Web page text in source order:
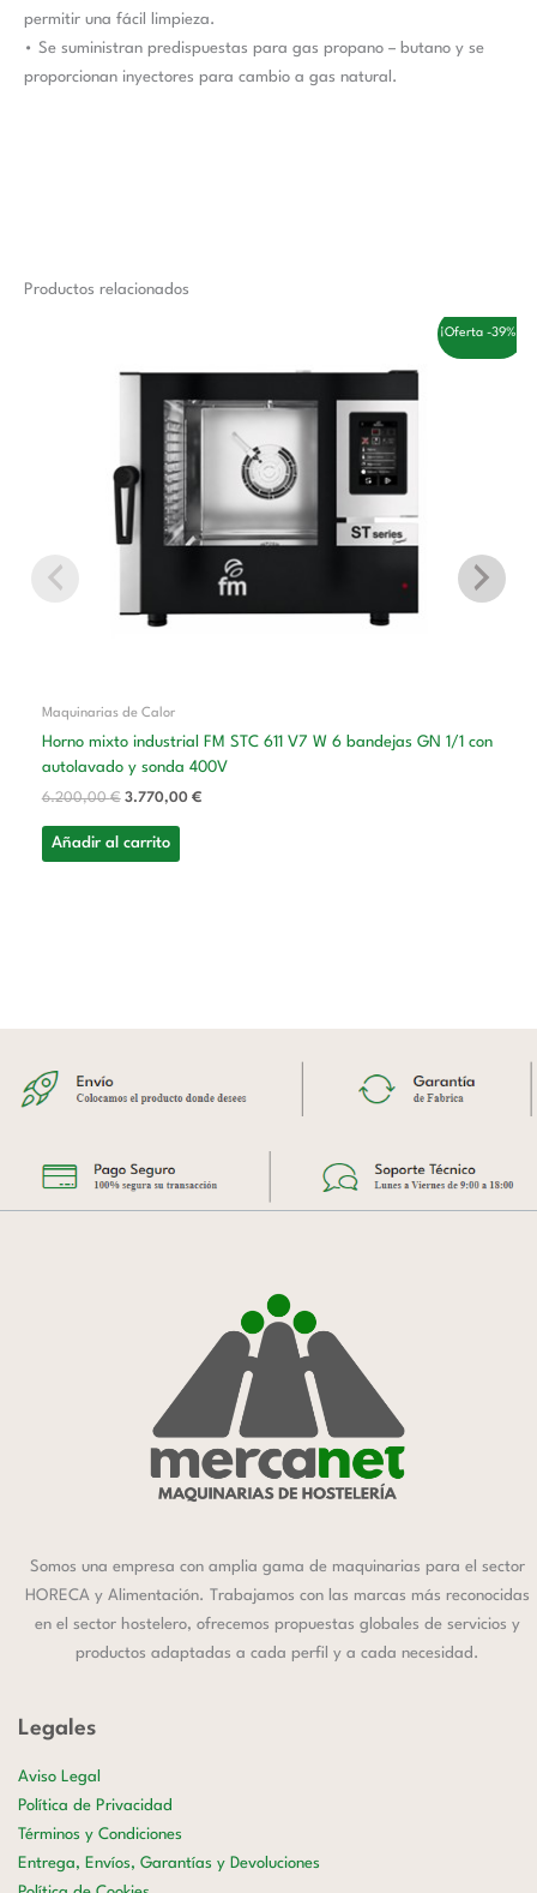
permitir una fácil limpieza.
• Se suministran predispuestas para gas propano – butano y se
proporcionan inyectores para cambio a gas natural.
Productos relacionados
¡Oferta -39%!
Maquinarias de Calor
Horno mixto industrial FM STC 611 V7 W 6 bandejas GN 1/1 con
autolavado y sonda 400V
6.200,00€
6.200,00 €.
3.770,00 €
3.770,00 €.
Añadir al carrito
Somos una empresa con amplia gama de maquinarias para el sector
HORECA y Alimentación. Trabajamos con las marcas más reconocidas
en el sector hostelero, ofrecemos propuestas globales de servicios y
productos adaptadas a cada perfil y a cada necesidad.
Legales
Aviso Legal
Política de Privacidad
Términos y Condiciones
Entrega, Envíos, Garantías y Devoluciones